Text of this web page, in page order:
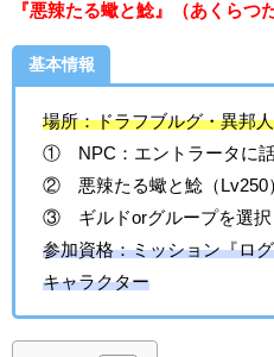
『悪辣たる蠍と鯰』（あくらつ
基本情報
場所：ドラフブルグ・異邦
① NPC：エントラータに
② 悪辣たる蠍と鯰（Lv250
③ ギルドorグループを選択
参加資格：ミッション『ロ
キャラクター